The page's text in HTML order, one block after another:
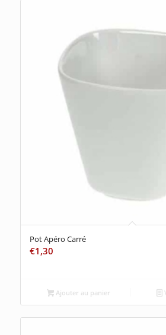
Pot Apéro Carré
€1,30
Ajouter au panier